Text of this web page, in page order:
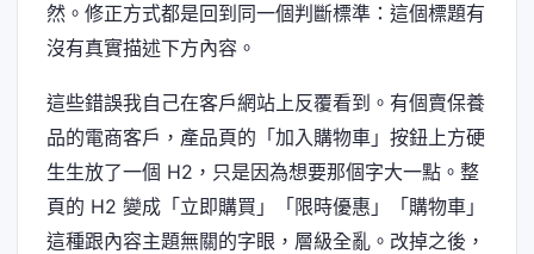
然。修正方式都是回到同一個判斷標準：這個標題有
沒有真實描述下方內容。
這些錯誤我自己在客戶網站上反覆看到。有個賣保養
品的電商客戶，產品頁的「加入購物車」按鈕上方硬
生生放了一個 H2，只是因為想要那個字大一點。整
頁的 H2 變成「立即購買」「限時優惠」「購物車」
這種跟內容主題無關的字眼，層級全亂。改掉之後，